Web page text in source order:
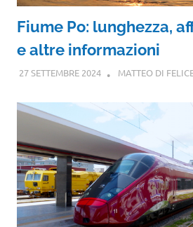
Fiume Po: lunghezza,
e altre informazioni
27 SETTEMBRE 2024 MATTEO DI